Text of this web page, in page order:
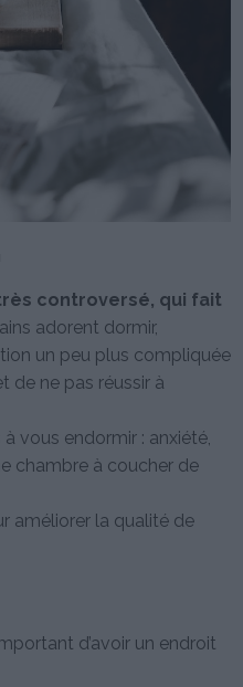
controversé, qui fait
adorent dormir,
un peu plus compliquée
de ne pas réussir à
vous endormir : anxiété,
chambre à coucher de
améliorer la qualité de
d’avoir un endroit